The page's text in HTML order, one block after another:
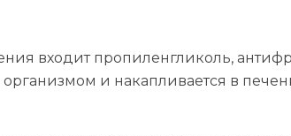
входит пропиленгликоль,
и накапливается в